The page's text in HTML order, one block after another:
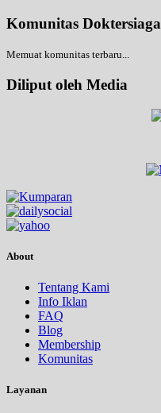
Komunitas Doktersiaga
Memuat komunitas terbaru...
Diliput oleh Media
About
Tentang Kami
Info Iklan
FAQ
Blog
Membership
Komunitas
Layanan